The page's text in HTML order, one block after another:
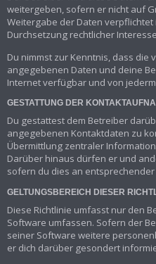
weitergeben, sofern er nicht auf
Weitergabe der Daten
Durchsetzung rechtlicher
Du nimmst zur Kenntnis, dass die
angegebenen Daten und deine
Internet verfügbar und von
GESTATTUNG DER
Du gestattest dem Betreiber
angegebenen Kontaktdaten zu
Übermittlung zentraler
Darüber hinaus dürfen er und
sofern du dies an
GELTUNGSBEREICH DIESER
Diese Richtlinie umfasst nur den
Software umfassen. Sofern der
seiner Software weitere
er dich darüber gesondert